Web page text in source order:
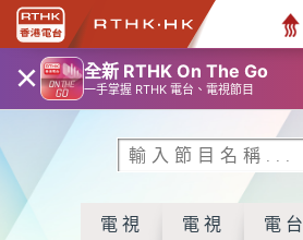
× 全新 RTHK On The Go
一手掌握 RTHK 電台、電視節目
電視 電視 電台